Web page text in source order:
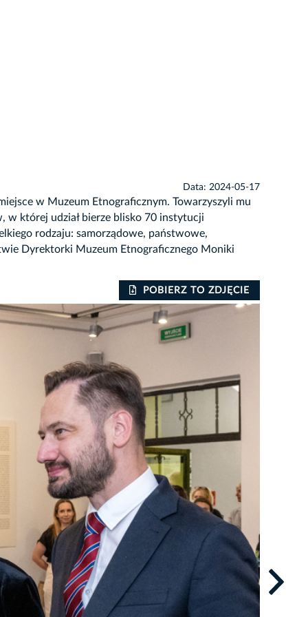
Data: 2024-05-17
w Muzeum Etnograficznym. Towarzyszyli mu
której udział bierze blisko 70 instytucji
rodzaju: samorządowe, państwowe,
Dyrektorki Muzeum Etnograficznego Moniki
POBIERZ TO ZDJĘCIE